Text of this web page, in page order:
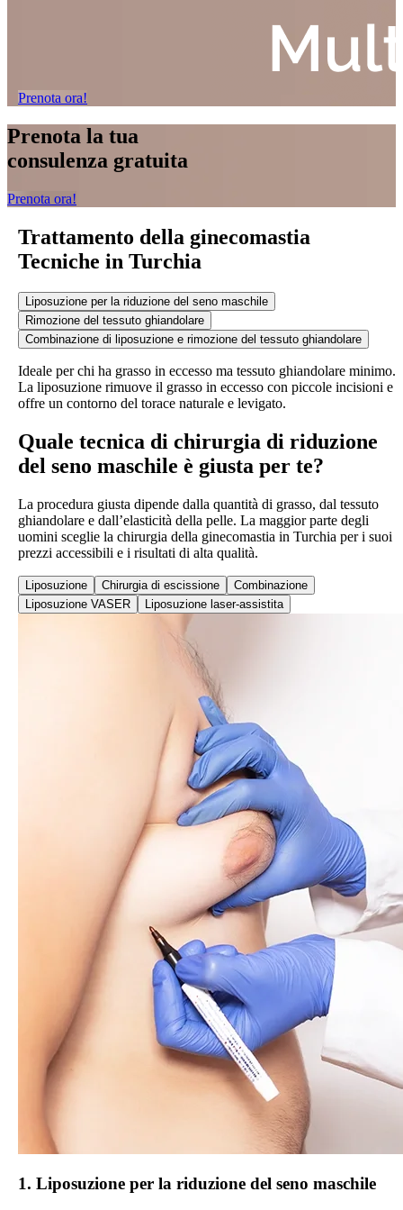
Prenota ora!
Prenota la tua
consulenza gratuita
Prenota ora!
Trattamento della ginecomastia
Tecniche in Turchia
Liposuzione per la riduzione del seno maschile
Rimozione del tessuto ghiandolare
Combinazione di liposuzione e rimozione del tessuto ghiandolare
Ideale per chi ha grasso in eccesso ma tessuto ghiandolare minimo.
La liposuzione rimuove il grasso in eccesso con piccole incisioni e
offre un contorno del torace naturale e levigato.
Quale tecnica di chirurgia di riduzione
del seno maschile è giusta per te?
La procedura giusta dipende dalla quantità di grasso, dal tessuto
ghiandolare e dall’elasticità della pelle. La maggior parte degli
uomini sceglie la chirurgia della ginecomastia in Turchia per i suoi
prezzi accessibili e i risultati di alta qualità.
Liposuzione Chirurgia di escissione
Combinazione
Liposuzione VASER
Liposuzione laser-assistita
1. Liposuzione per la riduzione del seno maschile